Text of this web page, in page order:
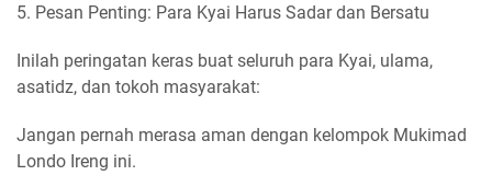
5. Pesan Penting: Para Kyai Harus Sadar dan Bersatu
Inilah peringatan keras buat seluruh para Kyai, ulama,
asatidz, dan tokoh masyarakat:
Jangan pernah merasa aman dengan kelompok Mukimad
Londo Ireng ini.